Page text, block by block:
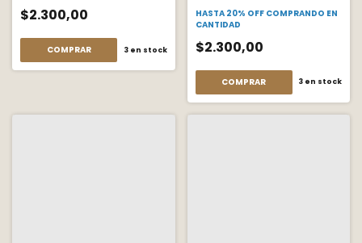
$2.300,00
COMPRAR 3en stock
HASTA 20% OFF COMPRANDO EN
CANTIDAD
$2.300,00
COMPRAR 3 en stock